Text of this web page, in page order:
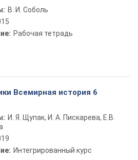
В. И. Соболь
Рабочая тетрадь
Всемирная история 6
И. Я. Щупак, И. А. Пискарева, Е.В.
Интегрированный курс